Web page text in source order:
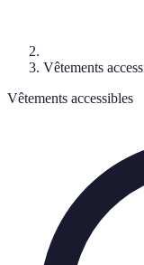
Vêtements
Vêtements accessibles